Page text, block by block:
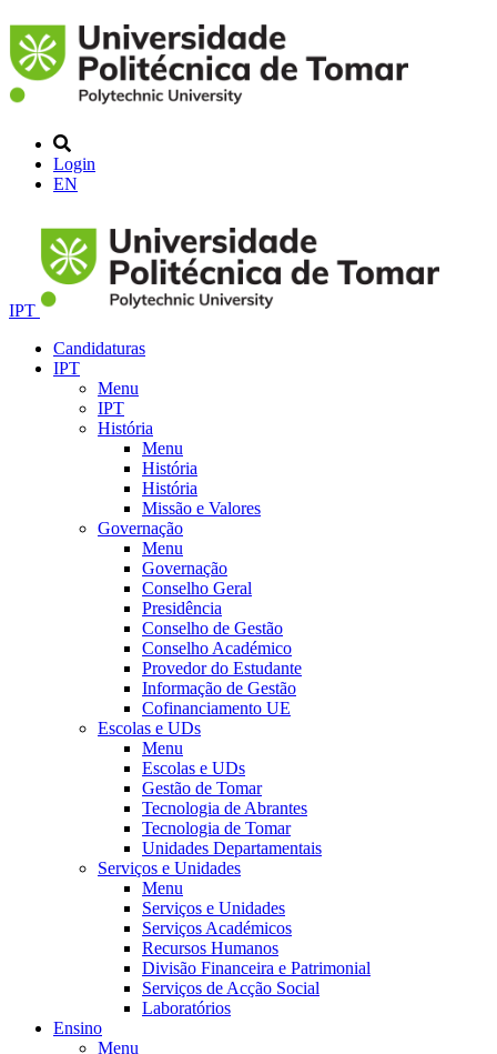
Login
EN
IPT
Candidaturas
IPT
Menu
IPT
História
Menu
História
História
Missão e Valores
Governação
Menu
Governação
Conselho Geral
Presidência
Conselho de Gestão
Conselho Académico
Provedor do Estudante
Informação de Gestão
Cofinanciamento UE
Escolas e UDs
Menu
Escolas e UDs
Gestão de Tomar
Tecnologia de Abrantes
Tecnologia de Tomar
Unidades Departamentais
Serviços e Unidades
Menu
Serviços e Unidades
Serviços Académicos
Recursos Humanos
Divisão Financeira e Patrimonial
Serviços de Acção Social
Laboratórios
Ensino
Menu